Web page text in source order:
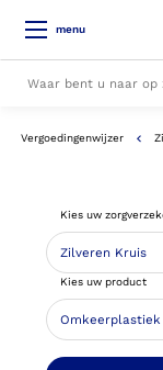
menu
Alle resultaten
Vergoedingenwijzer
Kies uw
Kies uw product